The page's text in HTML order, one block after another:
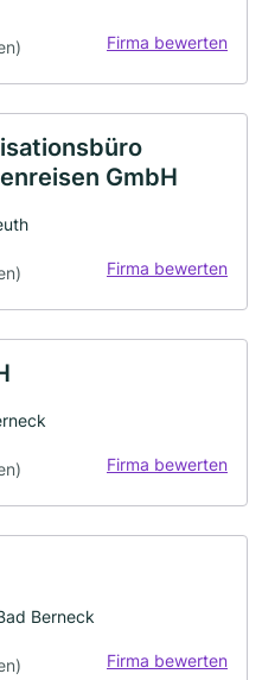
Firma bewerten
GmbH
Firma bewerten
Firma bewerten
Berneck
Firma bewerten